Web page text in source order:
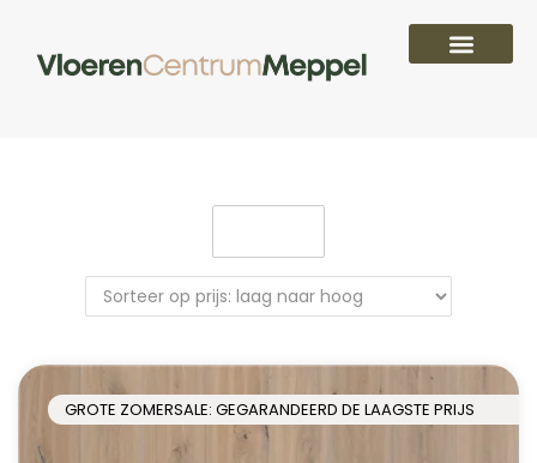
GROTE ZOMERSALE: GEGARANDEERD DE LAAGSTE PRIJS